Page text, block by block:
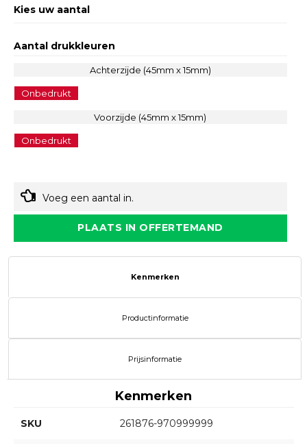
Kies uw aantal
Aantal drukkleuren
Achterzijde (45mm x 15mm)
Onbedrukt
Voorzijde (45mm x 15mm)
Onbedrukt
Voeg een aantal in.
PLAATS IN OFFERTEMAND
Kenmerken
Productinformatie
Prijsinformatie
Kenmerken
SKU 261876-970999999